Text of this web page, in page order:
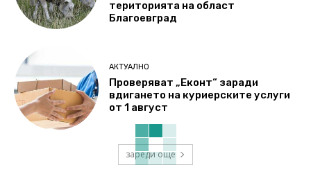
територията на област
Благоевград
АКТУАЛНО
Проверяват „Еконт“ заради
вдигането на куриерските услуги
от 1 август
зареди още